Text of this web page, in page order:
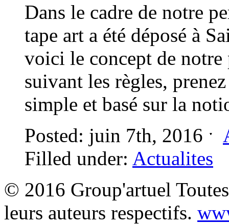
Dans le cadre de notre
tape art a été déposé à
voici le concept de
suivant les règles,
simple et basé sur la
Posted: juin 7th, 2016 ˑ
Filled under: Actualites
© 2016 Group'artuel
leurs auteurs respectifs.